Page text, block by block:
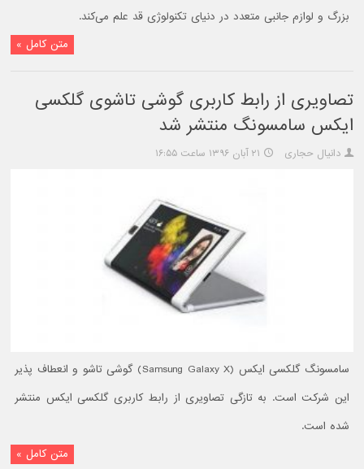
بزرگ و لوازم جانبی متعدد در دنیای تکنولوژی قد علم می‌کند.
متن کامل »
تصاویری از رابط کاربری گوشی تاشوی گلکسی
ایکس سامسونگ منتشر شد
دانیال حجاری ۲۱ آبان ۱۳۹۶ ساعت ۱۶:۵۵
سامسونگ گلکسی ایکس (Samsung Galaxy X) گوشی تاشو و انعطاف پذیر
این شرکت است. به تازگی تصاویری از رابط کاربری گلکسی ایکس منتشر
شده است.
متن کامل »